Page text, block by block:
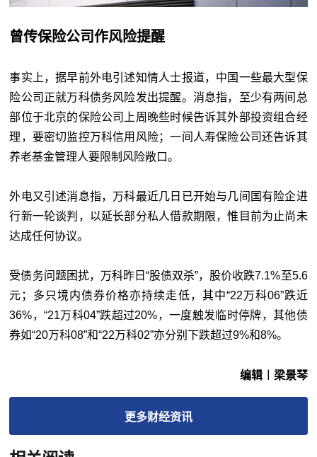
曾传保险公司作风险提醒
事实上，据早前外电引述知情人士报道，中国一些最大型保
险公司正就万科债务风险发出提醒。消息指，至少有两间总
部位于北京的保险公司上周晚些时候告诉其外部投资组合经
理，要密切监控万科信用风险；一间人寿保险公司还告诉其
养老基金管理人要限制风险敞口。
外电又引述消息指，万科最近几日已开始与几间国有险企进
行新一轮谈判，以延长部分私人借款期限，惟目前为止尚未
达成任何协议。
受债务问题困扰，万科昨日“股债双杀”，股价收跌7.1%至5.6
元；多只境内债券价格亦持续走低，其中“22万科06”跌近
36%，“21万科04”跌超过20%，一度触发临时停牌，其他债
券如“20万科08”和“22万科02”亦分别下跌超过9%和8%。
编辑︱梁景琴
更多财经资讯